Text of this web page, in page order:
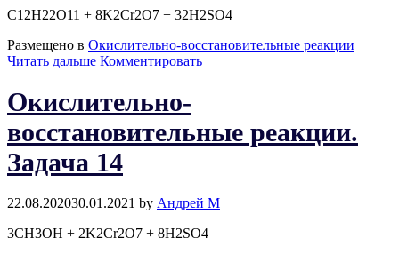
C12H22O11 + 8K2Cr2O7 + 32H2SO4
Размещено в Окислительно-восстановительные реакции
Читать дальшеОкислительно-
Задача
Комментировать
Окислительно-
восстановительные реакции.
Задача 14
22.08.202030.01.2021 by Андрей М
3CH3OH + 2K2Cr2O7 + 8H2SO4